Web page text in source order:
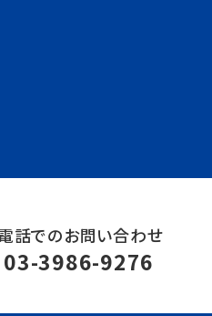
話でのお問い合わせ
03-3986-9276